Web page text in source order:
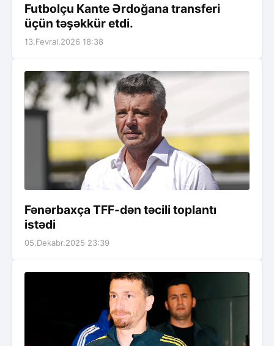
Futbolçu Kante Ərdoğana transferi
üçün təşəkkür etdi.
13.Fevral.2026 18:38
Fənərbaxça TFF-dən təcili toplantı
istədi
05.Dekabr.2025 23:39